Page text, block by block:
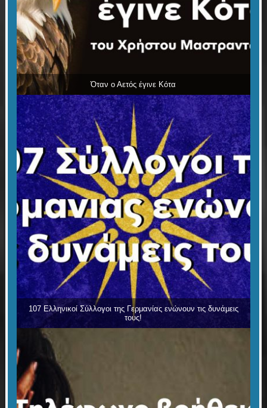
Όταν ο Αετός έγινε Κότα
107 Ελληνικοί Σύλλογοι της Γερμανίας ενώνουν τις δυνάμεις
τους!